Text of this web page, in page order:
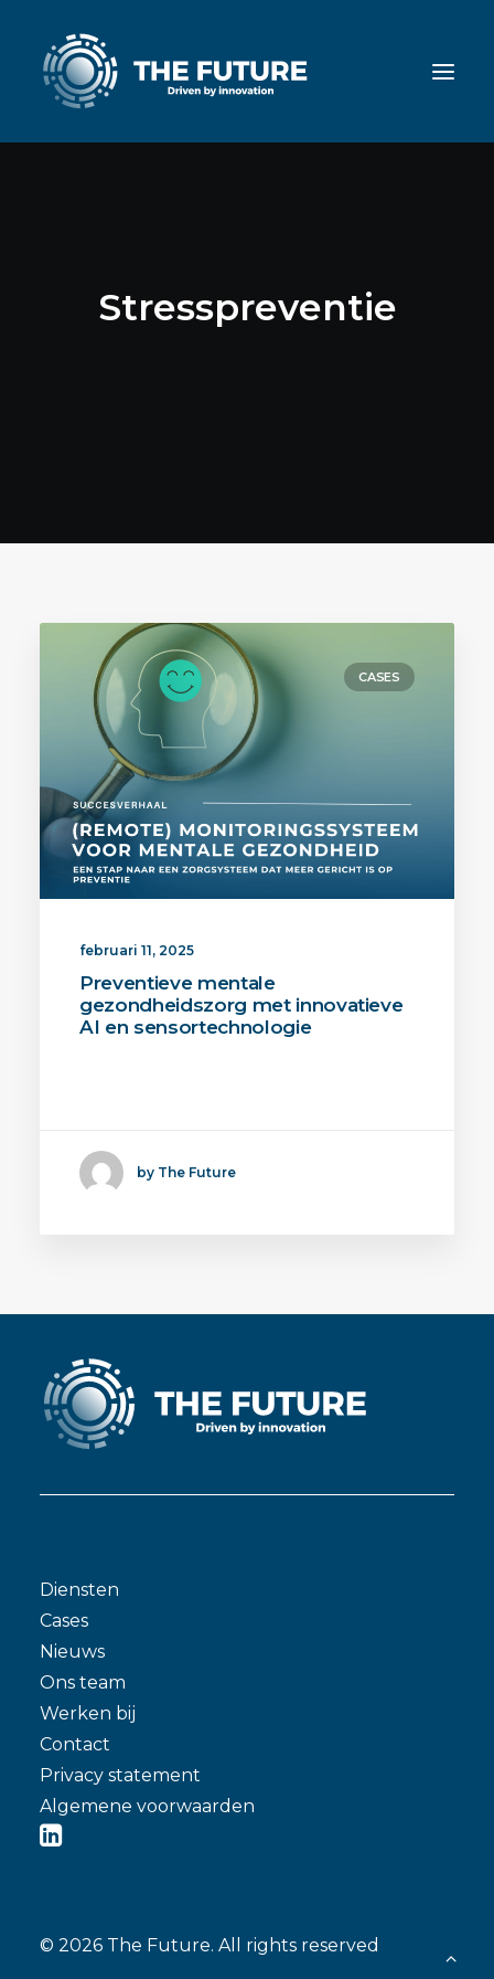
Stresspreventie
CASES
februari 11, 2025
Preventieve mentale
gezondheidszorg met innovatieve
AI en sensortechnologie
by The Future
Diensten
Cases
Nieuws
Ons team
Werken bij
Contact
Privacy statement
Algemene voorwaarden
© 2026 The Future. All rights reserved